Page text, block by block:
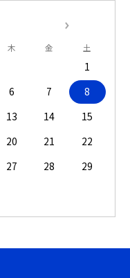
木 金 土
1
6 7
8
13 14
15
20 21
22
27 28
29